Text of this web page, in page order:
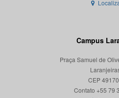
Campus
Praça Samuel de
CEP